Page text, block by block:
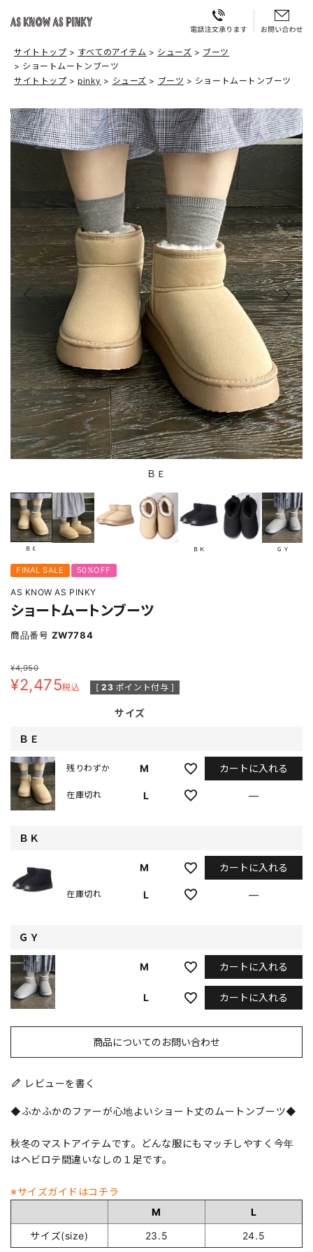
サイトトップ すべてのアイテム シューズ
ブーツ
ショートムートンブーツ
サイトトップ
pinky シューズ ブーツ ショートムートンブーツ
ＢＥ
ＢＥ ＢＫ ＧＹ
FINAL SALE 50%OFF
AS KNOW AS PINKY
ショートムートンブーツ
商品番号 ZW7784
¥4,950
¥2,475税込 [ 23 ポイント付与 ]
サイズ
ＢＥ
M
残りわずか カートに入れる
L
在庫切れ —
ＢＫ
M カートに入れる
L
在庫切れ —
ＧＹ
M カートに入れる
L カートに入れる
商品についてのお問い合わせ
レビューを書く
◆ふかふかのファーが心地よいショート丈のムートンブーツ◆
秋冬のマストアイテムです。どんな服にもマッチしやすく今年
はヘビロテ間違いなしの１足です。
※サイズガイドはコチラ
M
L
サイズ(size)
23.5 24.5